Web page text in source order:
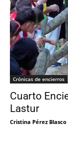
Crónicas de encierros
Cuarto
Lastur
Cristina Pérez Blasco